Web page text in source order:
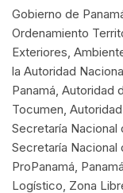
Gobierno de
Ordenamiento
Exteriores,
la Autoridad
Panamá, Autoridad
Tocumen,
Secretaría Nacional
Secretaría Nacional
ProPanamá,
Logístico, Zona